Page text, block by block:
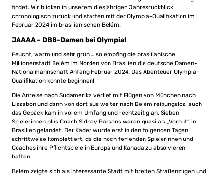
findet. Wir blicken in unserem diesjährigen Jahresrückblick
chronologisch zurück und starten mit der Olympia-Qualifikation im
Februar 2024 im brasilianischen Belém.
JAAAA – DBB-Damen bei Olympia!
Feucht, warm und sehr grün … so empfing die brasilianische
Millionenstadt Belém im Norden von Brasilien die deutsche Damen-
Nationalmannschaft Anfang Februar 2024. Das Abenteuer Olympia-
Qualifikation konnte beginnen!
Die Anreise nach Südamerika verlief mit Flügen von München nach
Lissabon und dann von dort aus weiter nach Belém reibungslos, auch
das Gepäck kam in vollem Umfang und rechtzeitig an. Sieben
Spielerinnen plus Coach Sidney Parsons waren quasi als „Vorhut“ in
Brasilien gelandet. Der Kader wurde erst in den folgenden Tagen
schrittweise komplettiert, da die noch fehlenden Spielerinnen und
Coaches ihre Pflichtspiele in Europa und Kanada zu absolvieren
hatten.
Belém zeigte sich als interessante Stadt mit breiten Straßenzügen und